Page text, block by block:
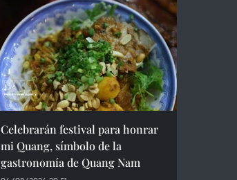
Celebrarán festival para honrar
mi Quang, símbolo de la
gastronomía de Quang Nam